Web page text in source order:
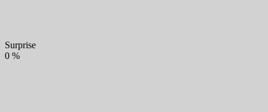
Surprise
0 %